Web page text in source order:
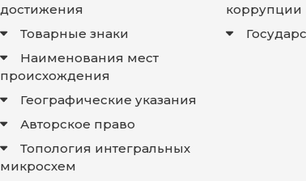
достижения
Товарные знаки
Наименования мест
происхождения
Географические указания
Авторское право
Топология интегральных
микросхем
коррупции